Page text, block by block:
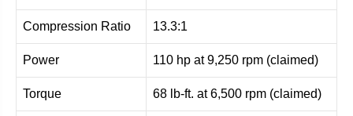
Compression Ratio 13.3:1
Power 110 hp at 9,250 rpm (claimed)
Torque 68 lb-ft. at 6,500 rpm (claimed)